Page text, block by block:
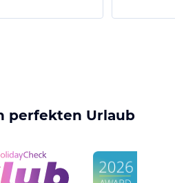
perfekten Urlaub